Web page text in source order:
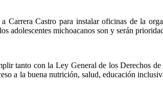
Carrera Castro para instalar oficinas de la
adolescentes michoacanos son y serán
tanto con la Ley General de los Derechos
a la buena nutrición, salud, educación